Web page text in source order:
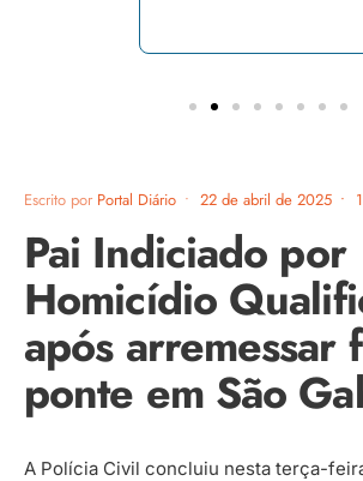
Escrito por Portal Diário • 22 de abril de 2025 •
Pai Indiciado por
Homicídio
após arremessar
ponte em São
A Polícia Civil concluiu nesta terça-